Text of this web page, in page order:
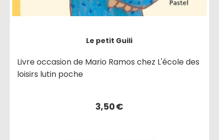
Le petit Guili
Livre occasion de Mario Ramos chez L'école des
loisirs lutin poche
3,50€